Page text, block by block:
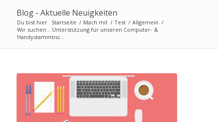
Blog - Aktuelle Neuigkeiten
Du bist hier: Startseite / Mach mit / Test / Allgemein /
Wir suchen… Unterstützung für unseren Computer- &
Handystammtisc...